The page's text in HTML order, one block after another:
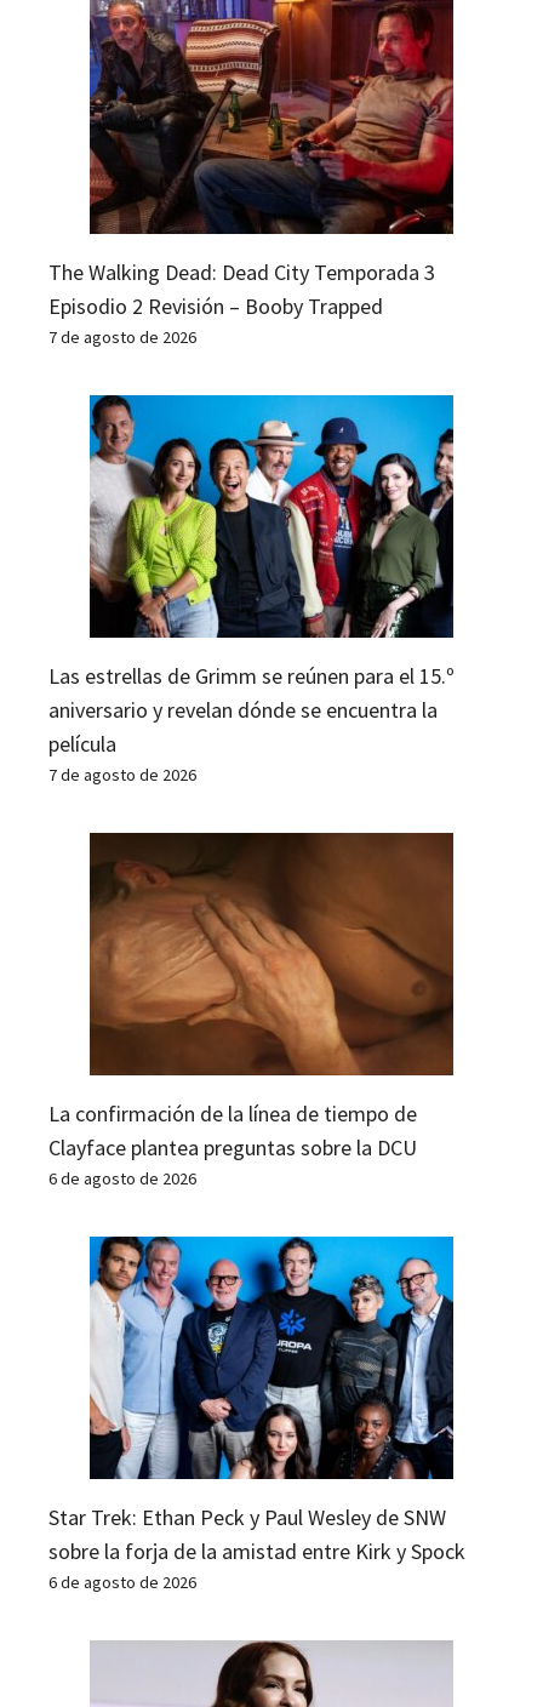
The Walking Dead: Dead City Temporada 3
Episodio 2 Revisión – Booby Trapped
7 de agosto de 2026
Las estrellas de Grimm se reúnen para el 15.º
aniversario y revelan dónde se encuentra la
película
7 de agosto de 2026
La confirmación de la línea de tiempo de
Clayface plantea preguntas sobre la DCU
6 de agosto de 2026
Star Trek: Ethan Peck y Paul Wesley de SNW
sobre la forja de la amistad entre Kirk y Spock
6 de agosto de 2026